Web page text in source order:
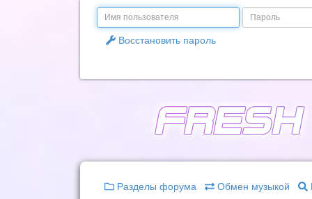
Email
Пароль
Восстановить пароль
Разделы форума Обмен музыкой